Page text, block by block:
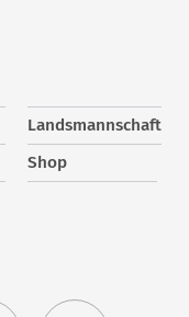
Landsmannschaft
Shop